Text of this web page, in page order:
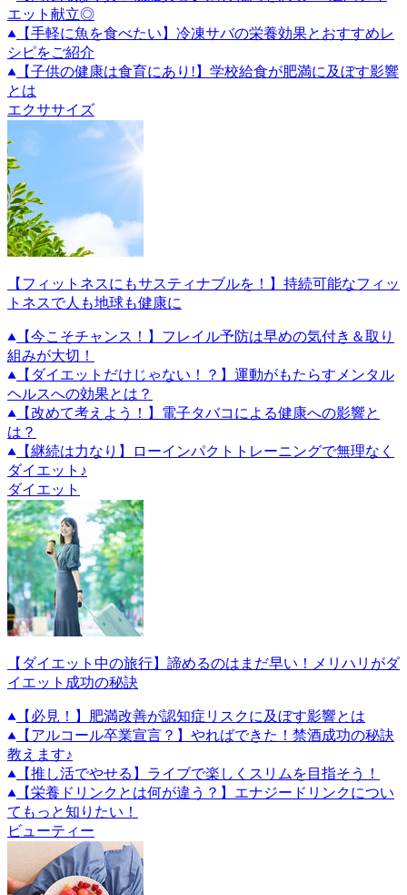
エット献立◎
【手軽に魚を食べたい】冷凍サバの栄養効果とおすすめレ
シピをご紹介
【子供の健康は食育にあり!】学校給食が肥満に及ぼす影響
とは
エクササイズ
【フィットネスにもサスティナブルを！】持続可能なフィッ
トネスで人も地球も健康に
【今こそチャンス！】フレイル予防は早めの気付き＆取り
組みが大切！
【ダイエットだけじゃない！？】運動がもたらすメンタル
ヘルスへの効果とは？
【改めて考えよう！】電子タバコによる健康への影響と
は？
【継続は力なり】ローインパクトトレーニングで無理なく
ダイエット♪
ダイエット
【ダイエット中の旅行】諦めるのはまだ早い！メリハリがダ
イエット成功の秘訣
【必見！】肥満改善が認知症リスクに及ぼす影響とは
【アルコール卒業宣言？】やればできた！禁酒成功の秘訣
教えます♪
【推し活でやせる】ライブで楽しくスリムを目指そう！
【栄養ドリンクとは何が違う？】エナジードリンクについ
てもっと知りたい！
ビューティー